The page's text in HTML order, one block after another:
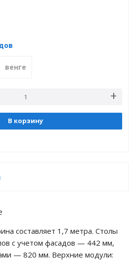
венге
В корзину
составляет 1,7 метра. Столы
с учетом фасадов — 442 мм,
— 820 мм. Верхние модули: